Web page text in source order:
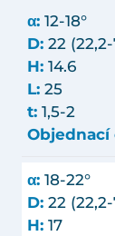
α: 12-18°
D: 22
H: 14.6
L: 25
t: 1,5-2
Objednací
α: 18-22°
D: 22
H: 17